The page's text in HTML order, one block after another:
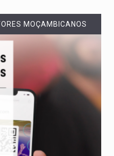
MOÇAMBICANOS